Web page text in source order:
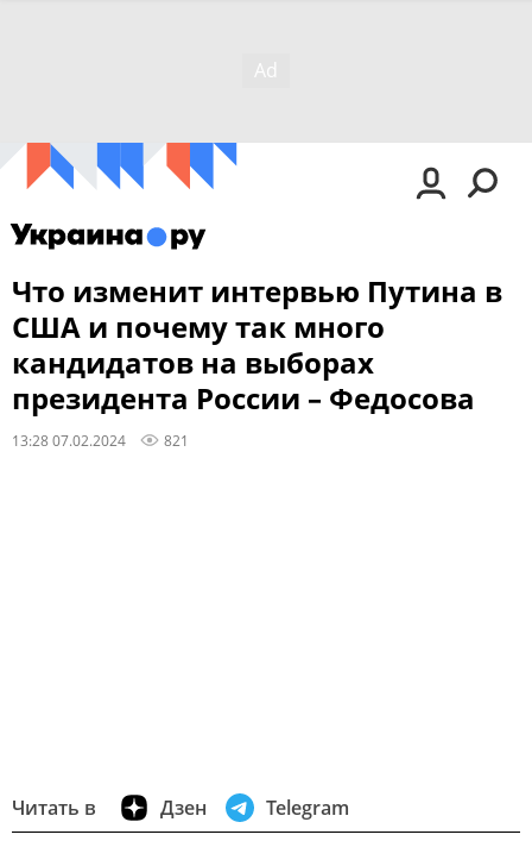
Что изменит интервью Путина в
США и почему так много
кандидатов на выборах
президента России – Федосова
13:28 07.02.2024 821
Читать в Дзен Telegram